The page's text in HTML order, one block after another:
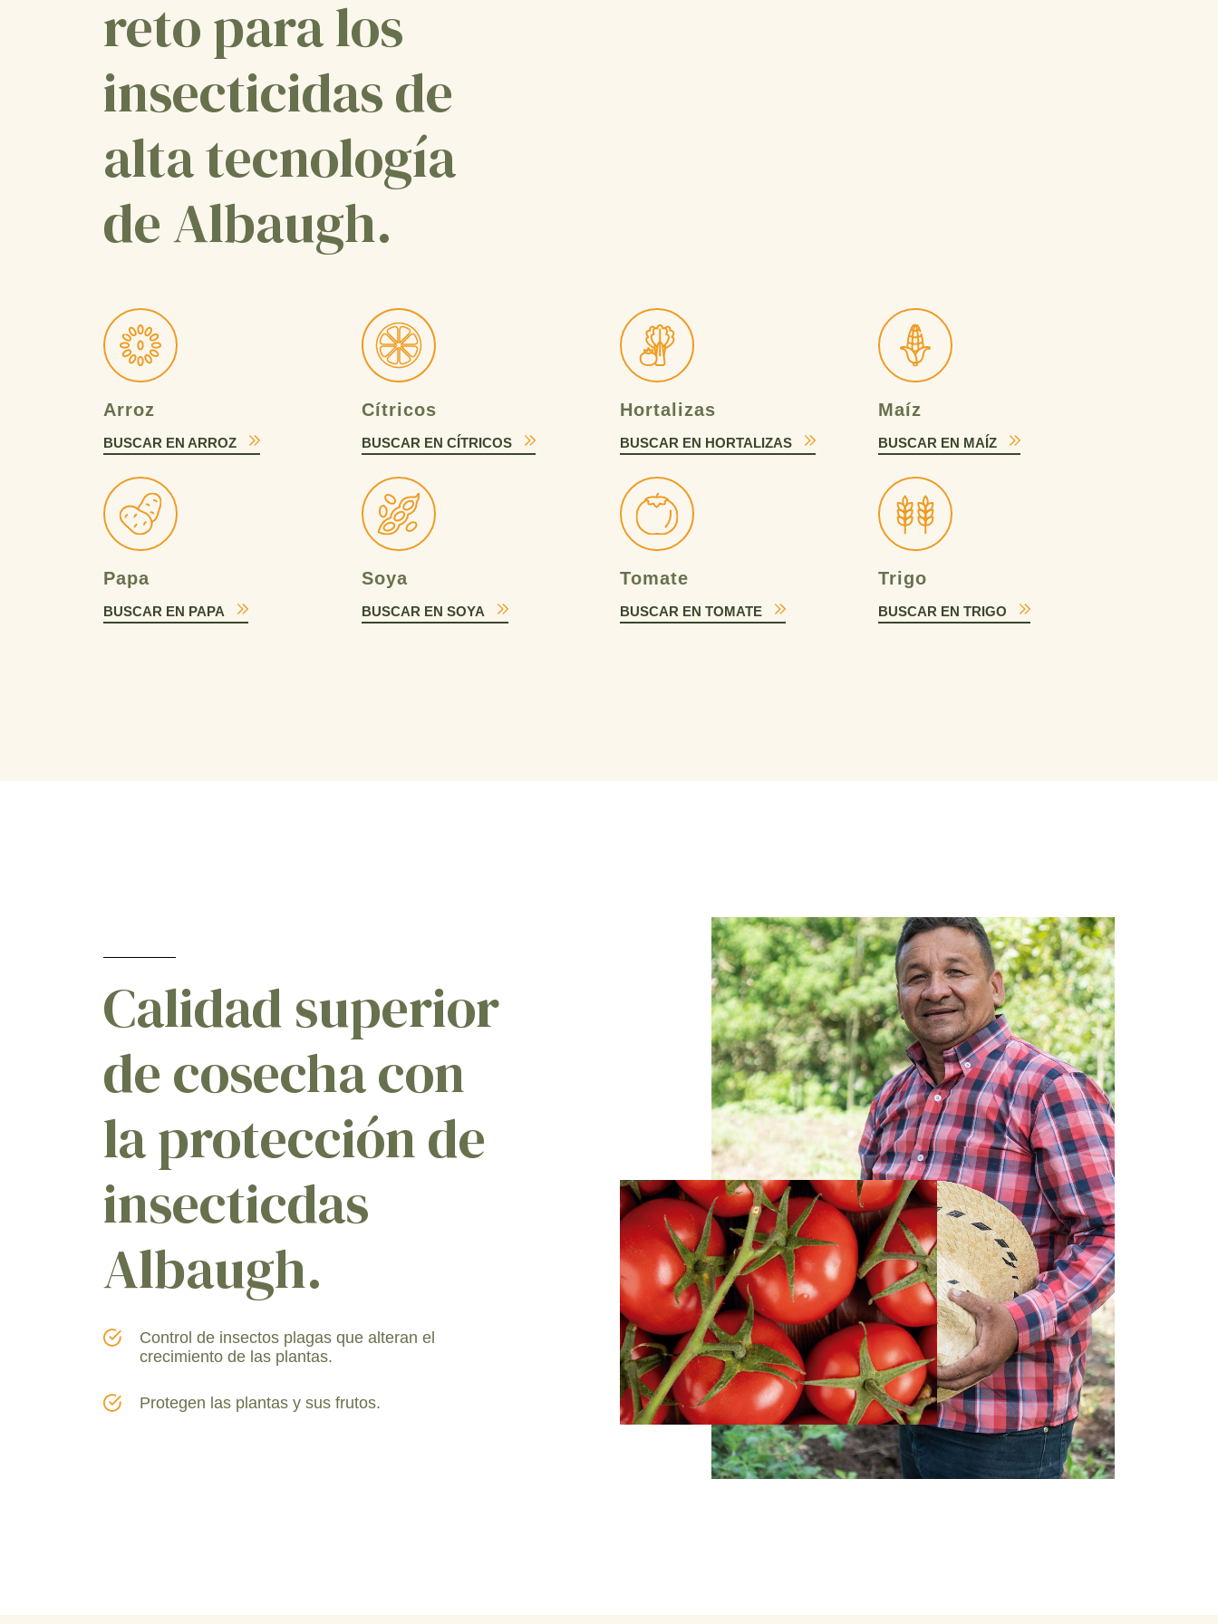
reto para los
insecticidas de
alta tecnología
de Albaugh.
Arroz
BUSCAR EN ARROZ
Cítricos
BUSCAR EN CÍTRICOS
Hortalizas
BUSCAR EN HORTALIZAS
Maíz
BUSCAR EN MAÍZ
Papa
BUSCAR EN PAPA
Soya
BUSCAR EN SOYA
Tomate
BUSCAR EN TOMATE
Trigo
BUSCAR EN TRIGO
Calidad superior
de cosecha con
la protección de
insecticdas
Albaugh.
Control de insectos plagas que alteran el
crecimiento de las plantas.
Protegen las plantas y sus frutos.